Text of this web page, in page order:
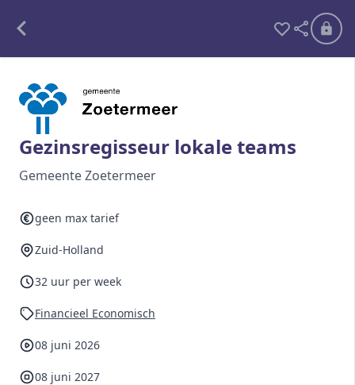
Alle opdrachten
Detachering
Interim opdrachten statistiek
Ben je al lid?
Gezinsregisseur lokale teams
Gemeente Zoetermeer
geen max tarief
Zuid-Holland
32 uur per week
Financieel Economisch
08 juni 2026
08 juni 2027